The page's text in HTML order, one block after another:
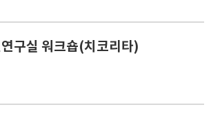
구실 워크숍(치코리타)